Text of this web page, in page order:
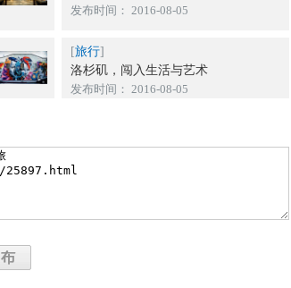
发布时间： 2016-08-05
[旅行]
洛杉矶，闯入生活与艺术
发布时间： 2016-08-05